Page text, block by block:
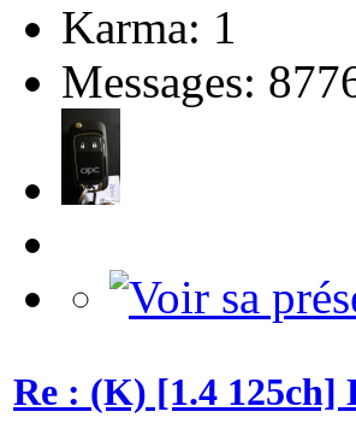
Karma: 1
Messages:
Re : (K) [1.4